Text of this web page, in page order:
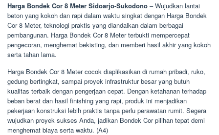
Harga Bondek Cor 8 Meter Sidoarjo-Sukodono – Wujudkan lantai
beton yang kokoh dan rapi dalam waktu singkat dengan Harga Bondek
Cor 8 Meter, teknologi praktis yang diandalkan dalam berbagai
pembangunan. Harga Bondek Cor 8 Meter terbukti mempercepat
pengecoran, menghemat bekisting, dan memberi hasil akhir yang kokoh
serta tahan lama.
Harga Bondek Cor 8 Meter cocok diaplikasikan di rumah pribadi, ruko,
gedung bertingkat, sampai proyek infrastruktur besar yang butuh
kualitas terbaik dengan pengerjaan cepat. Dengan ketahanan terhadap
beban berat dan hasil finishing yang rapi, produk ini menjadikan
pekerjaan konstruksi lebih praktis tanpa perlu perawatan rumit. Segera
wujudkan proyek sukses Anda, jadikan Bondek Cor pilihan tepat demi
menghemat biaya serta waktu. (A4)